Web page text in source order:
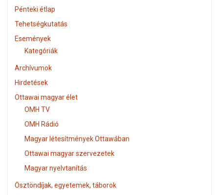
Pénteki étlap
Tehetségkutatás
Események
Kategóriák
Archívumok
Hirdetések
Ottawai magyar élet
OMH TV
OMH Rádió
Magyar létesítmények Ottawában
Ottawai magyar szervezetek
Magyar nyelvtanítás
Ösztöndíjak, egyetemek, táborok